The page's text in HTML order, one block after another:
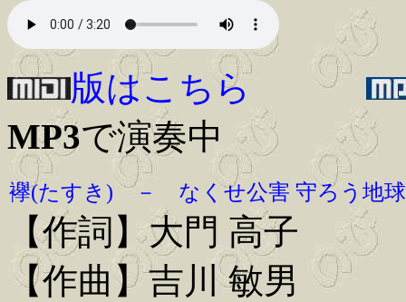
版はこちら
MP3で演奏中
襷(たすき) － なくせ公害 守ろう地球
【作詞】大門 高子
【作曲】吉川 敏男